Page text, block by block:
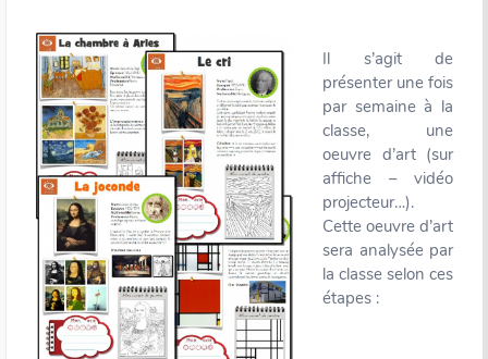
Il s’agit de
présenter une fois
par semaine à la
classe, une
oeuvre d’art (sur
affiche – vidéo
projecteur…).
Cette oeuvre d’art
sera analysée par
la classe selon ces
étapes :